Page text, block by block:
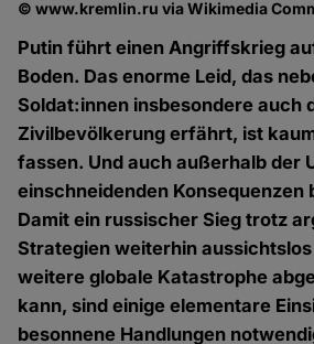
© www.kremlin.ru via Wikimedia
Putin führt einen Angriffskrieg
Boden. Das enorme Leid, das
Soldat:innen insbesondere auch
Zivilbevölkerung erfährt, ist
fassen. Und auch außerhalb der
einschneidenden Konsequenzen
Damit ein russischer Sieg trotz
Strategien weiterhin
weitere globale Katastrophe
kann, sind einige elementare
besonnene Handlungen